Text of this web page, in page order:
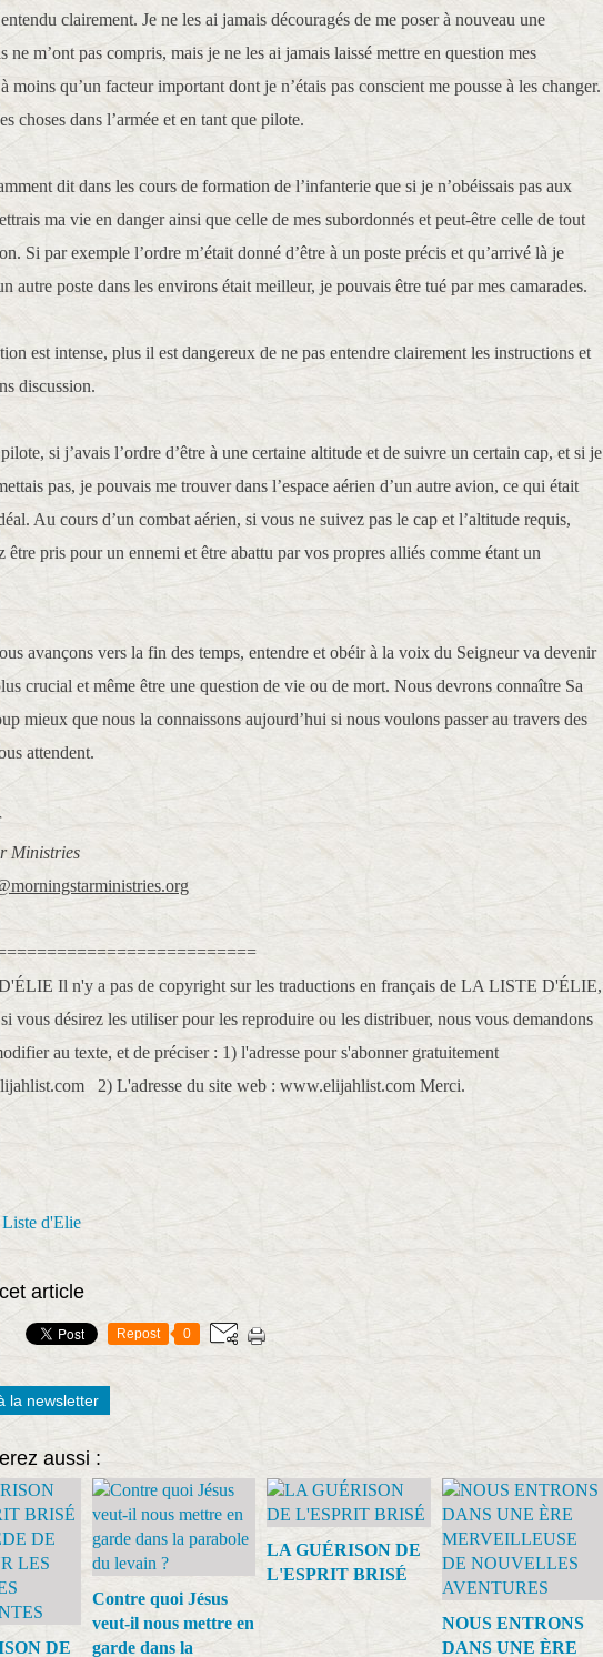
clairement. Je ne les ai jamais découragés de me poser à nouveau une
ne m’ont pas compris, mais je ne les ai jamais laissé mettre en question mes
moins qu’un facteur important dont je n’étais pas conscient me pousse à les changer.
choses dans l’armée et en tant que pilote.
dit dans les cours de formation de l’infanterie que si je n’obéissais pas aux
ma vie en danger ainsi que celle de mes subordonnés et peut-être celle de tout
Si par exemple l’ordre m’était donné d’être à un poste précis et qu’arrivé là je
autre poste dans les environs était meilleur, je pouvais être tué par mes camarades.
est intense, plus il est dangereux de ne pas entendre clairement les instructions et
discussion.
si j’avais l’ordre d’être à une certaine altitude et de suivre un certain cap, et si je
pas, je pouvais me trouver dans l’espace aérien d’un autre avion, ce qui était
Au cours d’un combat aérien, si vous ne suivez pas le cap et l’altitude requis,
être pris pour un ennemi et être abattu par vos propres alliés comme étant un
avançons vers la fin des temps, entendre et obéir à la voix du Seigneur va devenir
crucial et même être une question de vie ou de mort. Nous devrons connaître Sa
mieux que nous la connaissons aujourd’hui si nous voulons passer au travers des
attendent.
Ministries
Il n'y a pas de copyright sur les traductions en français de LA LISTE D'ÉLIE,
vous désirez les utiliser pour les reproduire ou les distribuer, nous vous demandons
au texte, et de préciser : 1) l'adresse pour s'abonner gratuitement
2) L'adresse du site web : www.elijahlist.com Merci.
Liste d'Elie
article
Repost 0
la newsletter
aussi :
DE
Contre quoi Jésus
veut-il nous mettre en
garde dans la
LA GUÉRISON DE
L'ESPRIT BRISÉ
NOUS ENTRONS
DANS UNE ÈRE